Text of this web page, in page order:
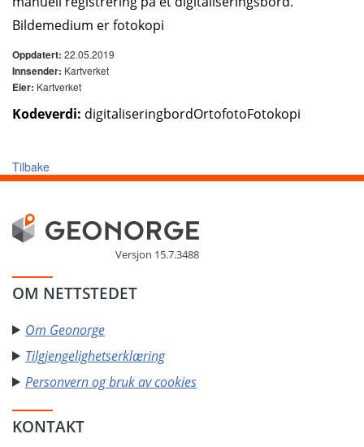
Bildemedium er fotokopi
Oppdatert: 22.05.2019
Innsender: Kartverket
Eier: Kartverket
Kodeverdi: digitaliseringbordOrtofotoFotokopi
Tilbake